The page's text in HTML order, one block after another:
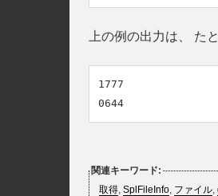
上の例の出力は、 た
1777
関連キーワード:
取得, SplFileInfo, ファイル,